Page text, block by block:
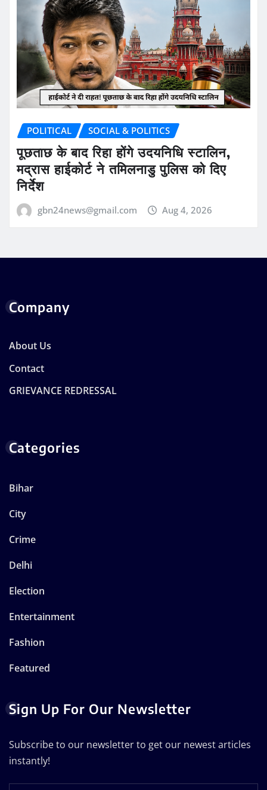
POLITICAL SOCIAL & POLITICS
पूछताछ के बाद रिहा होंगे उदयनिधि स्टालिन,
मद्रास हाईकोर्ट ने तमिलनाडु पुलिस को दिए
निर्देश
gbn24news@gmail.com Aug 4, 2026
Company
About Us
Contact
GRIEVANCE REDRESSAL
Categories
Bihar
City
Crime
Delhi
Election
Entertainment
Fashion
Featured
Sign Up For Our Newsletter
Subscribe to our newsletter to get our newest articles
instantly!